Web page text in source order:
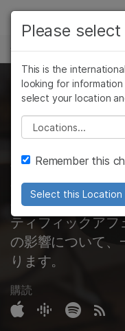
Skip to content
ソリューション
ラーニング
企業情報
サポート
お気に入りの分野を選
サイエンスと学習
イルミ
ッドキ
ゲノミクスで働い
の世界に対する
のを直接聞いて
ティフィックアフ
の影響について、
ります。
購読
Please
This is the
looking for
select your location
Please select a
Remember this
Select this Location
がん研究
微生物研究
農学研究
複雑な疾患